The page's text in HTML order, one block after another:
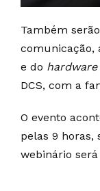
Também
comunicação,
e do hardware
DCS, com a
O evento
pelas 9 horas,
webinário